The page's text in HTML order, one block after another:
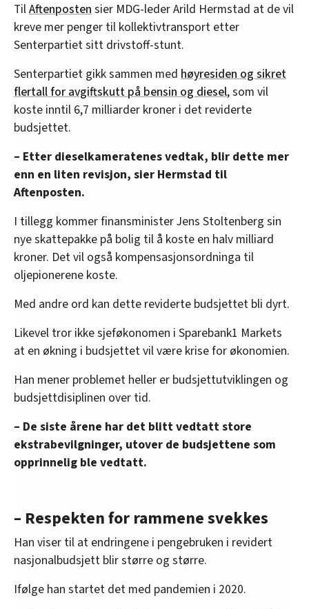
TilAftenpostensier MDG-leder Arild Hermstad at de vil
kreve mer penger til kollektivtransport etter
Senterpartiet sitt drivstoff-stunt.
Senterpartiet gikk sammen med høyresiden og sikret
flertall for avgiftskutt på bensin og diesel, som vil
koste inntil 6,7 milliarder kroner i det reviderte
budsjettet.
– Etter dieselkameratenes vedtak, blir dette mer
enn en liten revisjon, sier Hermstad til
Aftenposten.
I tillegg kommer finansminister Jens Stoltenberg sin
nye skattepakke på bolig til å koste en halv milliard
kroner. Det vil også kompensasjonsordninga til
oljepionerene koste.
Med andre ord kan dette reviderte budsjettet bli dyrt.
Likevel tror ikke sjeføkonomen i Sparebank1 Markets
at en økning i budsjettet vil være krise for økonomien.
Han mener problemet heller er budsjettutviklingen og
budsjettdisiplinen over tid.
– De siste årene har det blitt vedtatt store
ekstrabevilgninger, utover de budsjettene som
opprinnelig ble vedtatt.
– Respekten for rammene svekkes
Han viser til at endringene i pengebruken i revidert
nasjonalbudsjett blir større og større.
Ifølge han startet det med pandemien i 2020.